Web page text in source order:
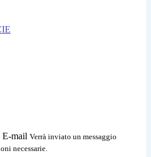
E-mail Verrà inviato un messaggio
necessarie.